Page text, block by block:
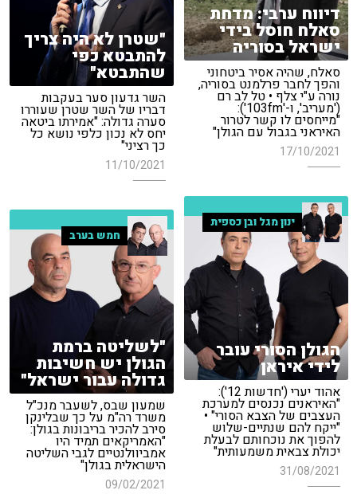
דיווח ערבי: מדחת
סאלח חוסל בידי
ישראל בסוריה
סאלח, שהיה אסיר ביטחוני
והפך לחבר פרלמנט בסוריה,
נורה ע"י צלף • טל לב רם
('מעריב', ו-'103fm'):
"מייחסים לו קשר לטרור
האיראני בגבול עם הגולן"
17/10/2021
"שטרן לא היה צריך
להתבטא כפי
שהתבטא"
השר גדעון סער בעקבות
דבריו של השר שטרן שעוררו
סערה גדולה: "אמירתו ביטאה
יחס לא נכון כלפי נושא כל
כך רציני"
11/10/2021
ינון מגל ובן כספית
הגולן הסורי עובר
לידי איראן
אהוד יערי ('חדשות 12'):
"האיראנים נכנסים למערכת
העצבים של הצבא הסורי" •
"ייקח להם שנתיים-שלוש
להפוך את נוכחותם לבעלת
יכולת צבאית משמעותית"
31/08/2021
חמש בערב
"לשליטה ברמת
הגולן יש חשיבות
גדולה עבור ישראל"
שמעון שבס, לשעבר מנכ"ל
משרד רה"מ על כך שבלינקן
סירב להכיר בריבונות בגולן:
"האמריקאים תמיד היו
אמביוולנטיים לגבי השליטה
הישראלית בגולן"
09/02/2021